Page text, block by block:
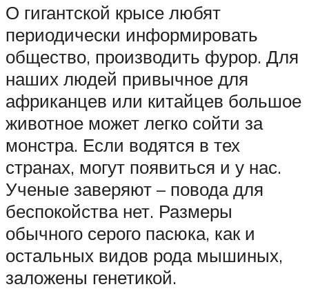
О гигантской крысе любят
периодически информировать
общество, производить фурор. Для
наших людей привычное для
африканцев или китайцев большое
животное может легко сойти за
монстра. Если водятся в тех
странах, могут появиться и у нас.
Ученые заверяют – повода для
беспокойства нет. Размеры
обычного серого пасюка, как и
остальных видов рода мышиных,
заложены генетикой.